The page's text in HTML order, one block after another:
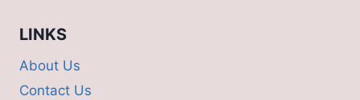
LINKS
About Us
Contact Us